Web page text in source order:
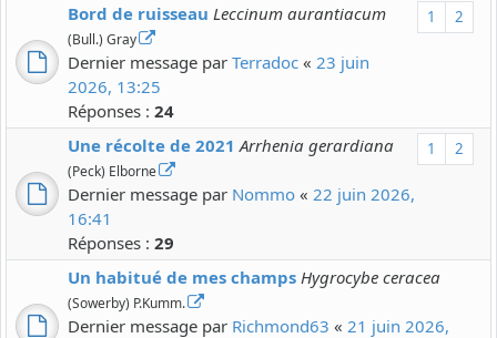
1 2
Bord de ruisseau Leccinum aurantiacum
(Bull.) Gray
Dernier message par Terradoc « 23 juin
2026, 13:25
Réponses : 24
1 2
Une récolte de 2021 Arrhenia gerardiana
(Peck) Elborne
Dernier message par Nommo « 22 juin 2026,
16:41
Réponses : 29
Un habitué de mes champs Hygrocybe ceracea
(Sowerby) P.Kumm.
Dernier message par Richmond63 « 21 juin 2026,